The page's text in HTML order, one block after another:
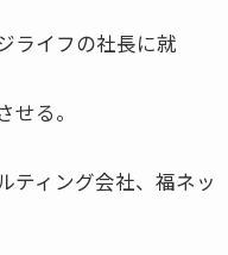
ライフの社長に就
る。
ティング会社、福ネッ